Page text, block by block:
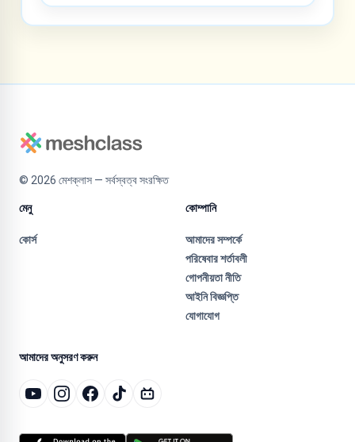
© 2026 মেশক্লাস — সর্বস্বত্ব সংরক্ষিত
মেনু
কোর্স
কোম্পানি
আমাদের সম্পর্কে
পরিষেবার শর্তাবলী
গোপনীয়তা নীতি
আইনি বিজ্ঞপ্তি
যোগাযোগ
আমাদের অনুসরণ করুন